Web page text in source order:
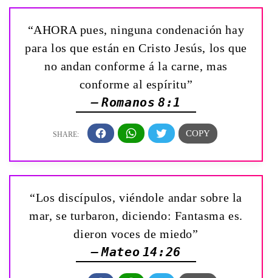
“AHORA pues, ninguna condenación hay
para los que están en Cristo Jesús, los que
no andan conforme á la carne, mas
conforme al espíritu”
— Romanos 8:1
“Los discípulos, viéndole andar sobre la
mar, se turbaron, diciendo: Fantasma es.
dieron voces de miedo”
— Mateo 14:26